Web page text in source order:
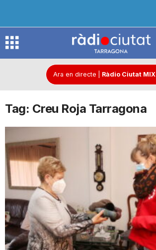
R
d
C
i
Ara en directe Ràdio Ciutat MIX
Tag: Creu Roja Tarragona